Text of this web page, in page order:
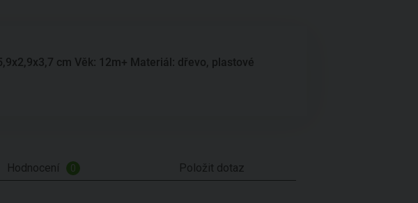
cm Věk: 12m+ Materiál: dřevo, plastové
Hodnocení 0 Položit dotaz